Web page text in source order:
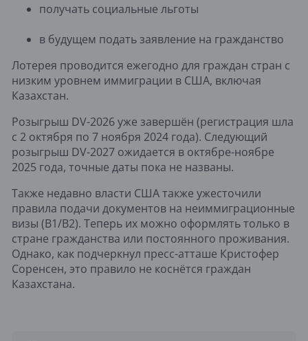
получать социальные льготы
в будущем подать заявление на гражданство
Лотерея проводится ежегодно для граждан стран с
низким уровнем иммиграции в США, включая
Казахстан.
Розыгрыш DV-2026 уже завершён (регистрация шла
с 2 октября по 7 ноября 2024 года). Следующий
розыгрыш DV-2027 ожидается в октябре-ноябре
2025 года, точные даты пока не названы.
Также недавно власти США также ужесточили
правила подачи документов на неиммиграционные
визы (B1/B2). Теперь их можно оформлять только в
стране гражданства или постоянного проживания.
Однако, как подчеркнул пресс-атташе Кристофер
Соренсен, это правило не коснётся граждан
Казахстана.